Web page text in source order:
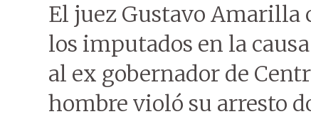
El juez Gustavo Amarilla
los imputados en la
al ex gobernador de
hombre violó su arresto